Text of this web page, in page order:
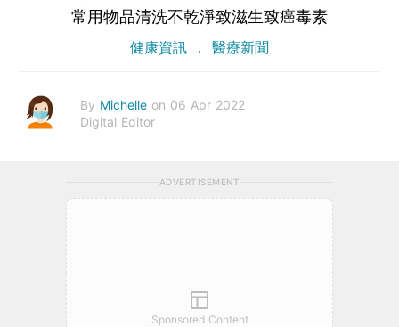
常用物品清洗不乾淨致滋生致癌毒素
健康資訊 醫療新聞
By Michelle on 06 Apr 2022
Digital Editor
ADVERTISEMENT
Sponsored Content